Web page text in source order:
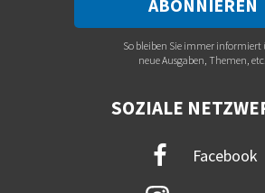
So bleiben Sie immer informiert
neue Ausgaben, Themen, etc.
SOZIALE
Facebook